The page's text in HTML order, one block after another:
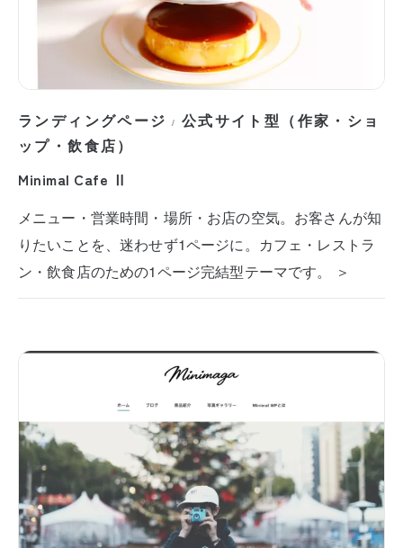
ランディングページ / 公式サイト型（作家・ショ
ップ・飲食店）
Minimal Cafe Ⅱ
メニュー・営業時間・場所・お店の空気。お客さんが知
りたいことを、迷わせず1ページに。カフェ・レストラ
ン・飲食店のための1ページ完結型テーマです。 ＞